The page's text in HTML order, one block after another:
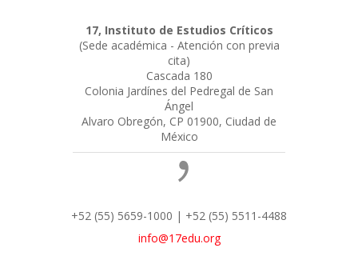
17, Instituto de Estudios Críticos
(Sede académica - Atención con previa
cita)
Cascada 180
Colonia Jardínes del Pedregal de San
Ángel
Alvaro Obregón, CP 01900, Ciudad de
México
+52 (55) 5659-1000 | +52 (55) 5511-4488
info@17edu.org